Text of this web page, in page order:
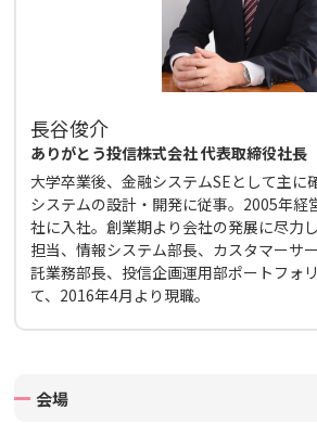
長谷俊介
ありがとう投信株式会社 代表取締役社長
大学卒業後、金融システムSEとして主に
システムの設計・開発に従事。2005年経
社に入社。創業期より会社の発展に尽力
担当、情報システム部長、カスタマーサ
託業務部長、投信企画運用部ポートフォ
て、2016年4月より現職。
会場